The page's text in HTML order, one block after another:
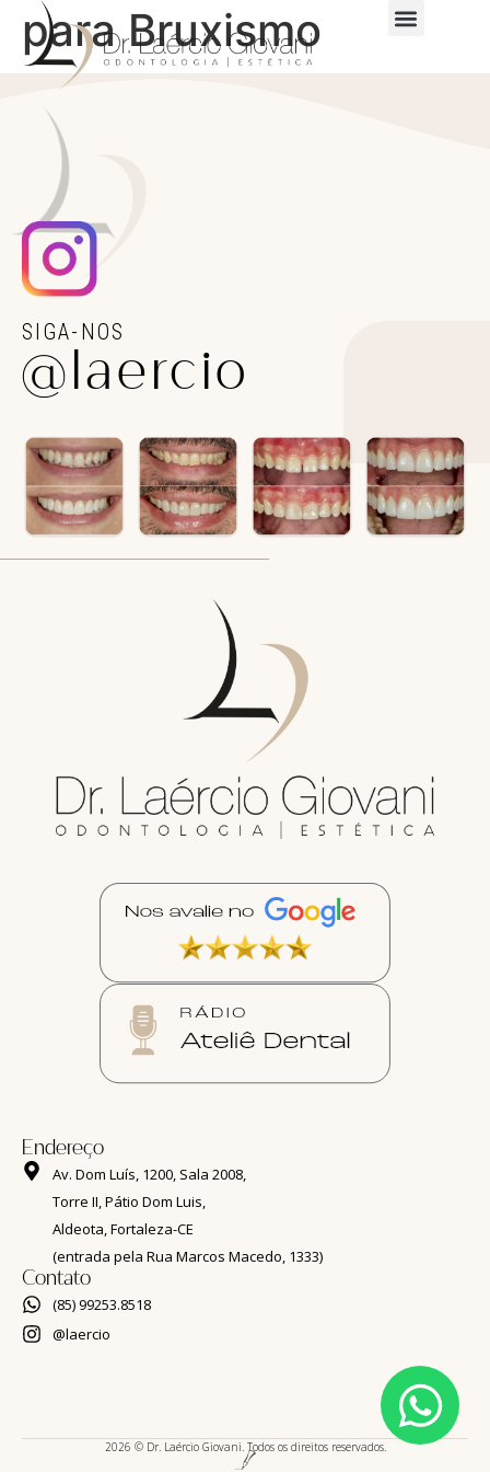
para Bruxismo
SIGA-NOS
@laercio
Endereço
Av. Dom Luís, 1200, Sala 2008,
Torre II, Pátio Dom Luis,
Aldeota, Fortaleza-CE
(entrada pela Rua Marcos Macedo, 1333)
Contato
(85) 99253.8518
@laercio
2026 © Dr. Laércio Giovani. Todos os direitos reservados.